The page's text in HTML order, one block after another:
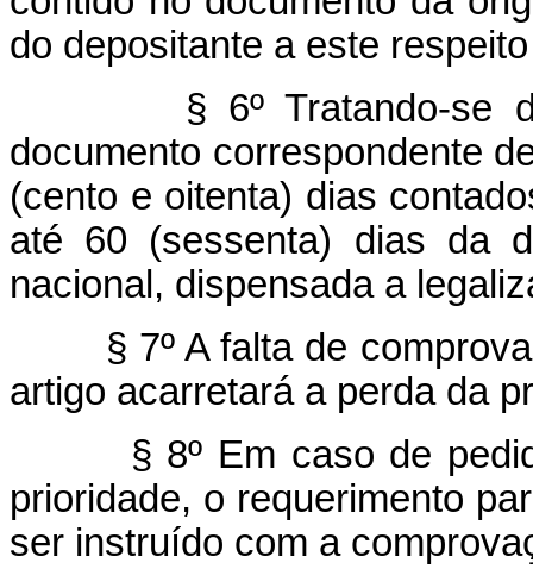
do depositante a este
§ 6º Tratando-se
documento correspondente
(cento e oitenta) dias
até 60 (sessenta) dias da
nacional, dispensada a
§ 7º A falta de
artigo acarretará a perda da
§ 8º Em caso de
prioridade, o requerimento
ser instruído com a